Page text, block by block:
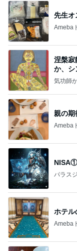
先生オ
Ameba
涅槃寂
か、シ
ことが
気功師
親の期
Ameba
パラス
ホテル
Ameba